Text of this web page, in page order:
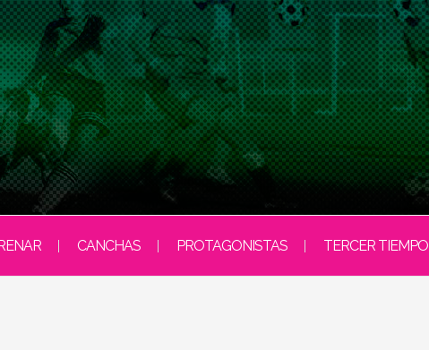
CANCHAS PROTAGONISTAS TERCER TIEMPO